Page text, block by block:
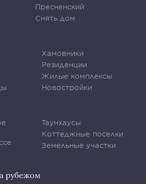
Пресненский
Снять дом
Хамовники
Резиденции
Жилые комплексы
Новостройки
Таунхаусы
Коттеджные поселки
Земельные участки
рубежом